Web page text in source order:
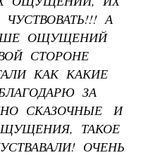
А
ОЩУЩЕНИЙ
СТОРОНЕ
КАК КАКИЕ
ЗА
СКАЗОЧНЫЕ И
ТАКОЕ
ОЧЕНЬ